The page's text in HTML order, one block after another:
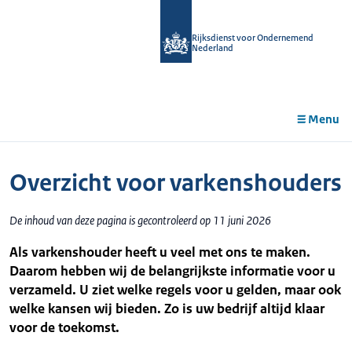
Rijksdienst voor Ondernemend
Nederland
Menu
Overzicht voor varkenshouders
De inhoud van deze pagina is gecontroleerd op 11 juni 2026
Als varkenshouder heeft u veel met ons te maken.
Daarom hebben wij de belangrijkste informatie voor u
verzameld. U ziet welke regels voor u gelden, maar ook
welke kansen wij bieden. Zo is uw bedrijf altijd klaar
voor de toekomst.